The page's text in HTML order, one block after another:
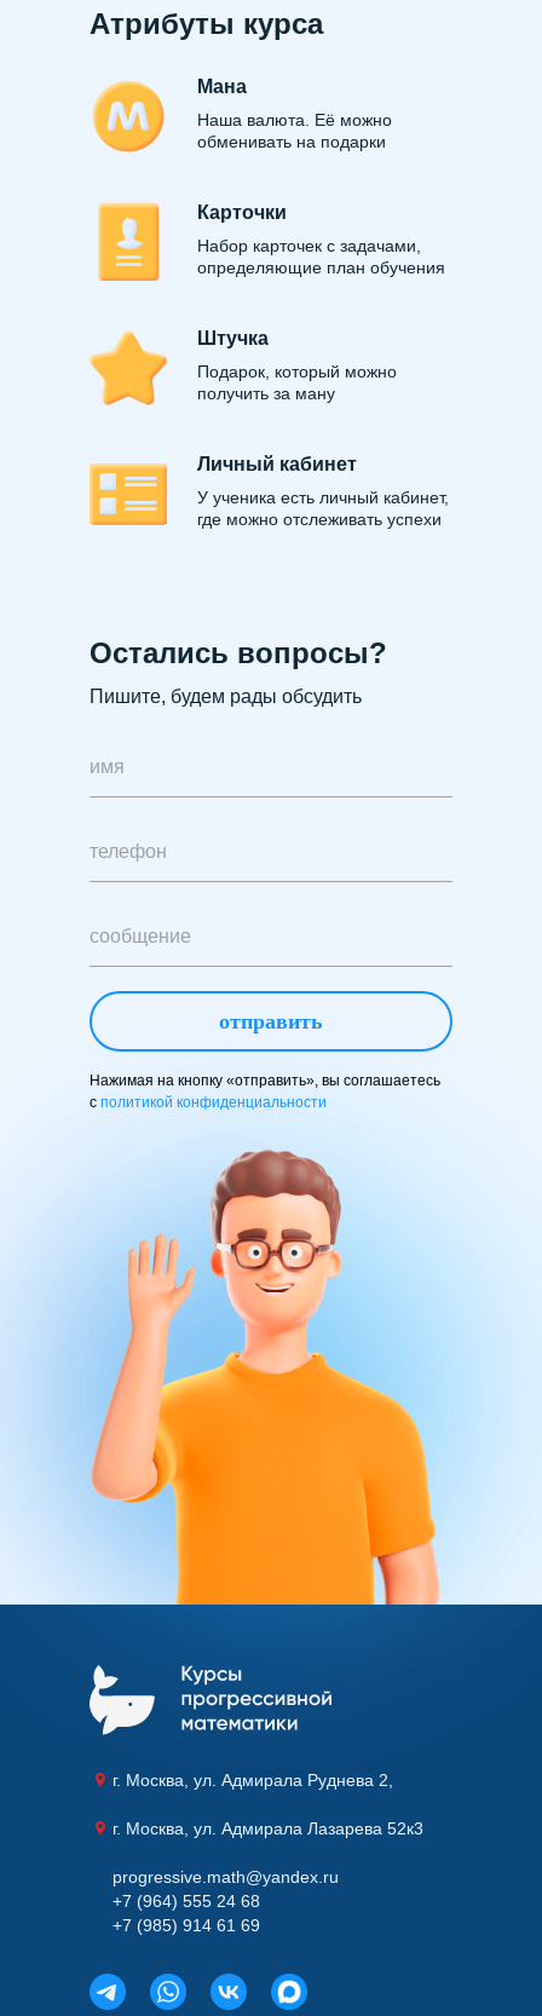
Атрибуты курса
Наша валюта. Её можно
обменивать на подарки
Мана
Набор карточек с задачами,
определяющие план обучения
Карточки
Подарок, который можно
получить за ману
Штучка
У ученика есть личный кабинет,
где можно отслеживать успехи
Личный кабинет
Остались вопросы?
Пишите, будем рады обсудить
отправить
Нажимая на кнопку «отправить», вы соглашаетесь
с политикой конфиденциальности
г. Москва, ул. Адмирала Руднева 2,
г. Москва, ул. Адмирала Лазарева 52к3
progressive.math@yandex.ru
+7 (964) 555 24 68
+7 (985) 914 61 69